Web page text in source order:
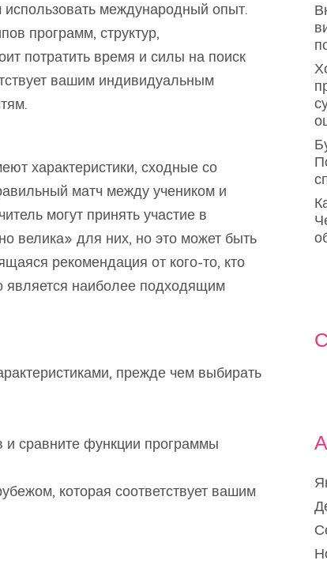
международный опыт.
программ, структур,
потратить время и силы на поиск
вашим индивидуальным
характеристики, сходные со
матч между учеником и
могут принять участие в
велика» для них, но это может быть
рекомендация от кого-то, кто
является наиболее подходящим
прежде чем выбирать
и сравните функции программы
которая соответствует вашим